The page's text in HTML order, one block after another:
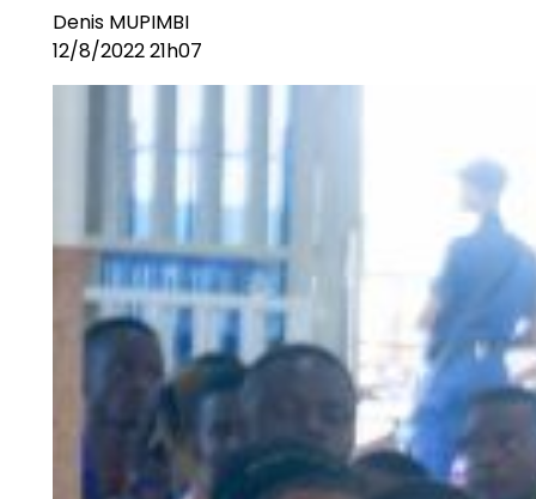
Denis MUPIMBI
12/8/2022 21h07